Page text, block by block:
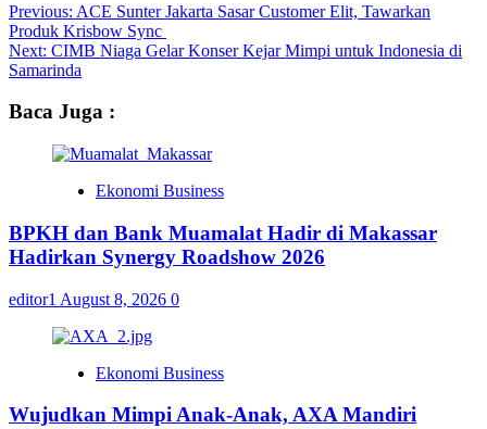
Previous: ACE Sunter Jakarta Sasar Customer Elit, Tawarkan
Produk Krisbow Sync
Next: CIMB Niaga Gelar Konser Kejar Mimpi untuk Indonesia di
Samarinda
Baca Juga :
Ekonomi Business
BPKH dan Bank Muamalat Hadir di Makassar
Hadirkan Synergy Roadshow 2026
editor1 August 8, 2026 0
Ekonomi Business
Wujudkan Mimpi Anak-Anak, AXA Mandiri